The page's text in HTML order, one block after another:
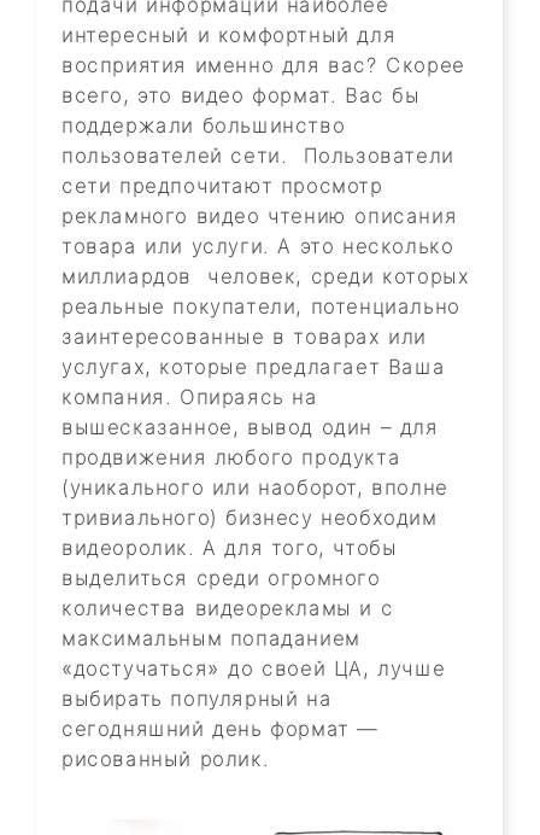
подачи информации наиболее
интересный и комфортный для
восприятия именно для вас? Скорее
всего, это видео формат. Вас бы
поддержали большинство
пользователей сети. Пользователи
сети предпочитают просмотр
рекламного видео чтению описания
товара или услуги. А это несколько
миллиардов человек, среди которых
реальные покупатели, потенциально
заинтересованные в товарах или
услугах, которые предлагает Ваша
компания. Опираясь на
вышесказанное, вывод один – для
продвижения любого продукта
(уникального или наоборот, вполне
тривиального) бизнесу необходим
видеоролик. А для того, чтобы
выделиться среди огромного
количества видеорекламы и с
максимальным попаданием
«достучаться» до своей ЦА, лучше
выбирать популярный на
сегодняшний день формат —
рисованный ролик.